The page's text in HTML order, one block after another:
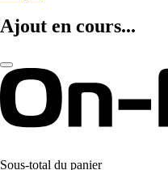
Ajout en cours...
Sous-total du panier